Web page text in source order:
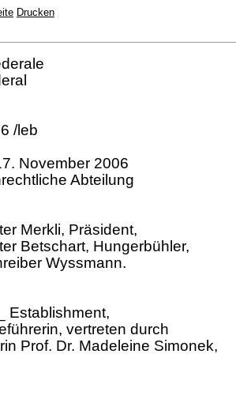
Drucken
/leb
November 2006
Abteilung
Merkli, Präsident,
Betschart, Hungerbühler,
Wyssmann.
Establishment,
vertreten durch
Prof. Dr. Madeleine Simonek,